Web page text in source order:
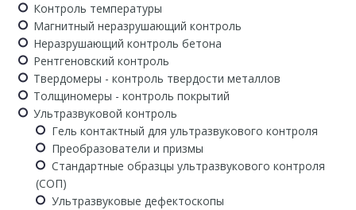
Контроль температуры
Магнитный неразрушающий контроль
Неразрушающий контроль бетона
Рентгеновский контроль
Твердомеры - контроль твердости металлов
Толщиномеры - контроль покрытий
Ультразвуковой контроль
Гель контактный для ультразвукового контроля
Преобразователи и призмы
Стандартные образцы ультразвукового контроля
(СОП)
Ультразвуковые дефектоскопы